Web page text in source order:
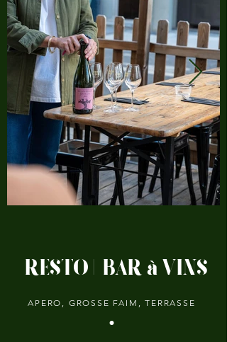
RESTO | BAR à VINS
APERO, GROSSE FAIM, TERRASSE
•